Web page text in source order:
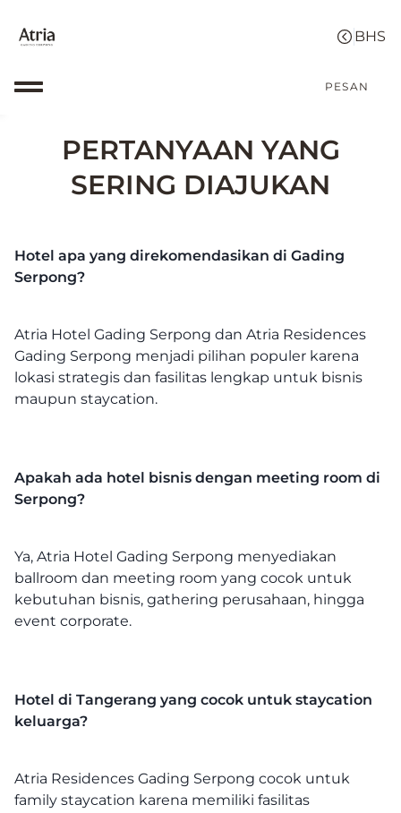
PESAN
PERTANYAAN YANG
SERING DIAJUKAN
Hotel apa yang direkomendasikan di Gading
Serpong?
Atria Hotel Gading Serpong dan Atria Residences
Gading Serpong menjadi pilihan populer karena
lokasi strategis dan fasilitas lengkap untuk bisnis
maupun staycation.
Apakah ada hotel bisnis dengan meeting room di
Serpong?
Ya, Atria Hotel Gading Serpong menyediakan
ballroom dan meeting room yang cocok untuk
kebutuhan bisnis, gathering perusahaan, hingga
event corporate.
Hotel di Tangerang yang cocok untuk staycation
keluarga?
Atria Residences Gading Serpong cocok untuk
family staycation karena memiliki fasilitas